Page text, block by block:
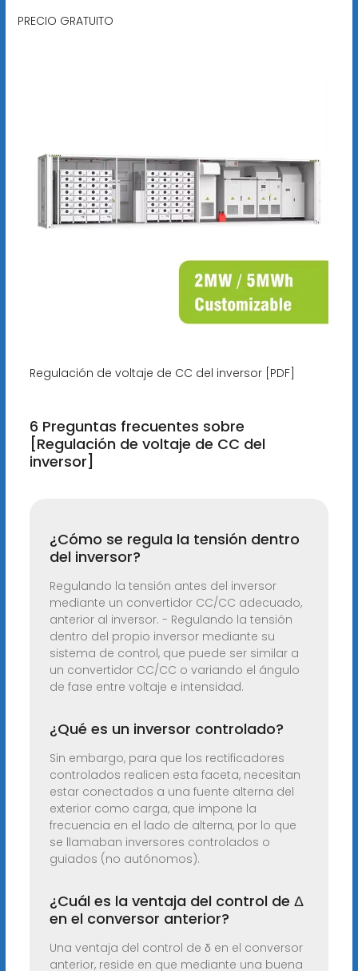
PRECIO GRATUITO
Regulación de voltaje de CC del inversor [PDF]
6 Preguntas frecuentes sobre
[Regulación de voltaje de CC del
inversor]
¿Cómo se regula la tensión dentro
del inversor?
Regulando la tensión antes del inversor
mediante un convertidor CC/CC adecuado,
anterior al inversor. - Regulando la tensión
dentro del propio inversor mediante su
sistema de control, que puede ser similar a
un convertidor CC/CC o variando el ángulo
de fase entre voltaje e intensidad.
¿Qué es un inversor controlado?
Sin embargo, para que los rectificadores
controlados realicen esta faceta, necesitan
estar conectados a una fuente alterna del
exterior como carga, que impone la
frecuencia en el lado de alterna, por lo que
se llamaban inversores controlados o
guiados (no autónomos).
¿Cuál es la ventaja del control de Δ
en el conversor anterior?
Una ventaja del control de δ en el conversor
anterior, reside en que mediante una buena